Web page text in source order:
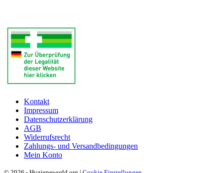
Kontakt
Impressum
Datenschutzerklärung
AGB
Widerrufsrecht
Zahlungs- und Versandbedingungen
Mein Konto